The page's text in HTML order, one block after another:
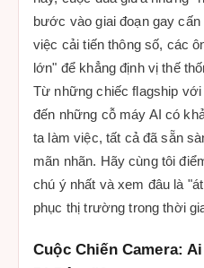
bước vào giai đoạn gay
việc cải tiến thông số, các
lớn" để khẳng định vị thế
Từ những chiếc flagship
đến những cỗ máy AI có
ta làm việc, tất cả đã sẵn
mãn nhãn. Hãy cùng tôi
chú ý nhất và xem đâu là
phục thị trường trong thời
Cuộc Chiến Camera: